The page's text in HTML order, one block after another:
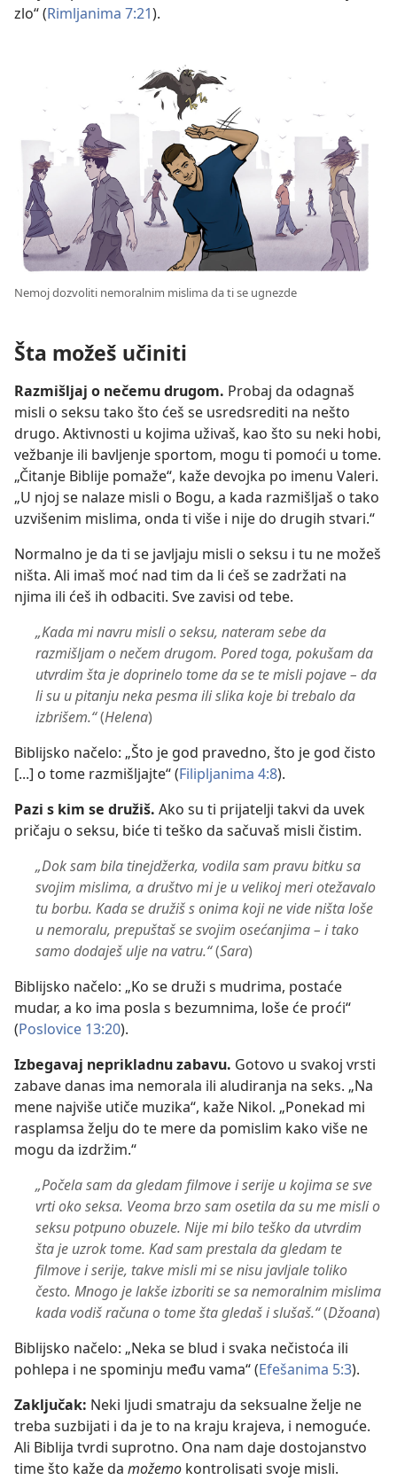
zlo“ (Rimljanima 7:21).
Nemoj dozvoliti nemoralnim mislima da ti se ugnezde
Šta možeš učiniti
Razmišljaj o nečemu drugom. Probaj da odagnaš
misli o seksu tako što ćeš se usredsrediti na nešto
drugo. Aktivnosti u kojima uživaš, kao što su neki hobi,
vežbanje ili bavljenje sportom, mogu ti pomoći u tome.
„Čitanje Biblije pomaže“, kaže devojka po imenu Valeri.
„U njoj se nalaze misli o Bogu, a kada razmišljaš o tako
uzvišenim mislima, onda ti više i nije do drugih stvari.“
Normalno je da ti se javljaju misli o seksu i tu ne možeš
ništa. Ali imaš moć nad tim da li ćeš se zadržati na
njima ili ćeš ih odbaciti. Sve zavisi od tebe.
„Kada mi navru misli o seksu, nateram sebe da
razmišljam o nečem drugom. Pored toga, pokušam da
utvrdim šta je doprinelo tome da se te misli pojave – da
li su u pitanju neka pesma ili slika koje bi trebalo da
izbrišem.“(Helena)
Biblijsko načelo: „Što je god pravedno, što je god čisto
[...] o tome razmišljajte“ (Filipljanima 4:8).
Pazi s kim se družiš. Ako su ti prijatelji takvi da uvek
pričaju o seksu, biće ti teško da sačuvaš misli čistim.
„Dok sam bila tinejdžerka, vodila sam pravu bitku sa
svojim mislima, a društvo mi je u velikoj meri otežavalo
tu borbu. Kada se družiš s onima koji ne vide ništa loše
u nemoralu, prepuštaš se svojim osećanjima – i tako
samo dodaješ ulje na vatru.“(Sara)
Biblijsko načelo: „Ko se druži s mudrima, postaće
mudar, a ko ima posla s bezumnima, loše će proći“
(Poslovice 13:20).
Izbegavaj neprikladnu zabavu. Gotovo u svakoj vrsti
zabave danas ima nemorala ili aludiranja na seks. „Na
mene najviše utiče muzika“, kaže Nikol. „Ponekad mi
rasplamsa želju do te mere da pomislim kako više ne
mogu da izdržim.“
„Počela sam da gledam filmove i serije u kojima se sve
vrti oko seksa. Veoma brzo sam osetila da su me misli o
seksu potpuno obuzele. Nije mi bilo teško da utvrdim
šta je uzrok tome. Kad sam prestala da gledam te
filmove i serije, takve misli mi se nisu javljale toliko
često. Mnogo je lakše izboriti se sa nemoralnim mislima
kada vodiš računa o tome šta gledaš i slušaš.“(Džoana)
Biblijsko načelo: „Neka se blud i svaka nečistoća ili
pohlepa i ne spominju među vama“ (Efešanima 5:3).
Zaključak: Neki ljudi smatraju da seksualne želje ne
treba suzbijati i da je to na kraju krajeva, i nemoguće.
Ali Biblija tvrdi suprotno. Ona nam daje dostojanstvo
time što kaže da možemo kontrolisati svoje misli.